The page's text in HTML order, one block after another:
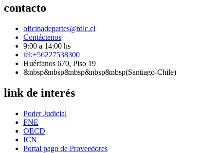
contacto
oficinadepartes@tdlc.cl
Contáctenos
9:00 a 14:00 hs
tel:+56227538300
Huérfanos 670, Piso 19
&nbsp&nbsp&nbsp&nbsp&nbsp(Santiago-Chile)
link de interés
Poder Judicial
FNE
OECD
ICN
Portal pago de Proveedores